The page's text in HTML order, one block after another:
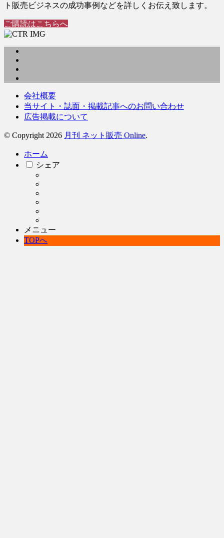
ト販売ビジネスの成功事例などを詳しくお伝え致します。
ご購読はこちらへ
会社概要
当サイト・誌面・掲載記事へのお問い合わせ
広告掲載について
© Copyright 2026 月刊 ネット販売 Online.
ホーム
シェア
メニュー
TOPへ